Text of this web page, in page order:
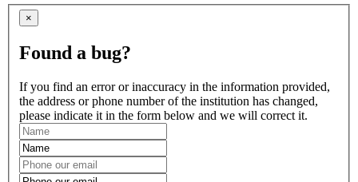
×
Found a bug?
If you find an error or inaccuracy in the information provided,
the address or phone number of the institution has changed,
please indicate it in the form below and we will correct it.